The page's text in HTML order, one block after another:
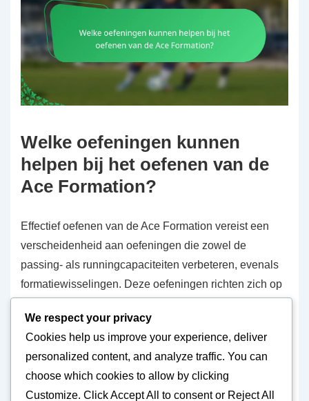
Welke oefeningen kunnen
helpen bij het oefenen van de
Ace Formation?
Effectief oefenen van de Ace Formation vereist een
verscheidenheid aan oefeningen die zowel de
passing- als runningcapaciteiten verbeteren, evenals
formatiewisselingen. Deze oefeningen richten zich op
teamcommunicatie, wat essentieel is voor het
uitvoeren van een gebalanceerde aanvalin 6-man
football.
We respect your privacy
Cookies help us improve your experience, deliver
personalized content, and analyze traffic. You can
choose which cookies to allow by clicking
Customize. ClickAccept All to consent or Reject All